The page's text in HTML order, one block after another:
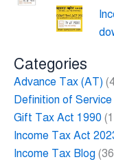
Categories
Advance Tax (AT)
Definition of
Gift Tax Act 1990
Income Tax Act
Income Tax Blog